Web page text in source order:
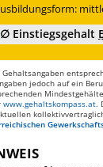
∅ Einstiegsgehalt
jedoch auf ein
www.gehaltskompass.at.